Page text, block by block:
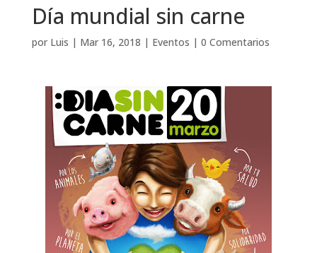
Día mundial sin carne
por Luis | Mar 16, 2018 | Eventos | 0 Comentarios